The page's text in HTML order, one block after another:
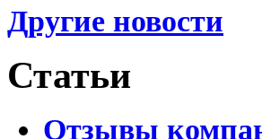
Другие новости
Статьи
Отзывы